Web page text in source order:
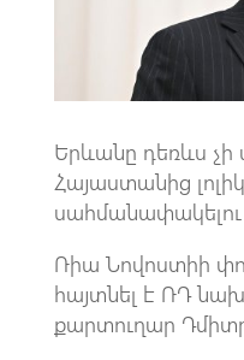
Երևանը դեռևս չի
Հայաստանից
սահմանափակելու
Ռիա Նովոստիի
հայտնել է ՌԴ
քարտուղար